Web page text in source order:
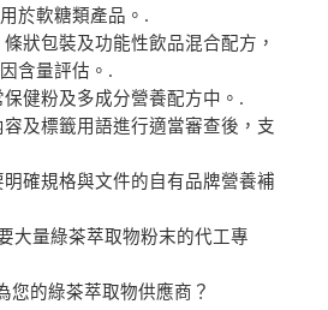
於軟糖類產品。.
狀包裝及功能性飲品混合配方，
含量評估。.
健粉及多成分營養配方中。.
及標籤用語進行適當審查後，支
確規格與文件的自有品牌營養補
大量綠茶萃取物粉末的代工專
您的綠茶萃取物供應商？